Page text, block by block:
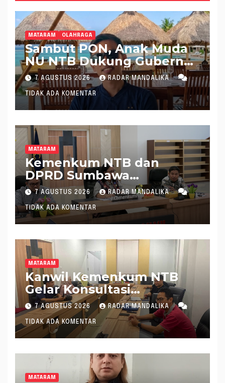
MATARAM OLAHRAGA
Sambut PON, Anak Muda
NU NTB Dukung Gubernur
Pimpin KONI NTB
7 AGUSTUS 2026 RADAR MANDALIKA
TIDAK ADA KOMENTAR
MATARAM
Kemenkum NTB dan
DPRD Sumbawa
Mantapkan Rencana
Pembentukan 8 Raperda
Inisiatif
7 AGUSTUS 2026 RADAR MANDALIKA
TIDAK ADA KOMENTAR
MATARAM
Kanwil Kemenkum NTB
Gelar Konsultasi
Penghitungan Kebutuhan
Formasi JF Perancang
Peraturan Perundang-
undangan
7 AGUSTUS 2026 RADAR MANDALIKA
TIDAK ADA KOMENTAR
MATARAM